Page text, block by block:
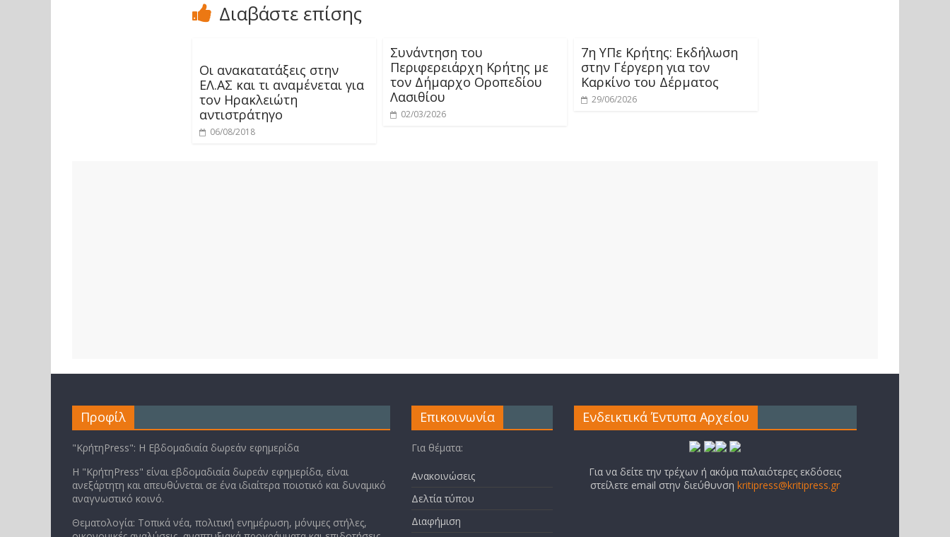
Διαβάστε επίσης
Οι ανακατατάξεις στην
ΕΛ.ΑΣ και τι αναμένεται για
τον Ηρακλειώτη
αντιστράτηγο
06/08/2018
Συνάντηση του
Περιφερειάρχη Κρήτης με
τον Δήμαρχο Οροπεδίου
Λασιθίου
02/03/2026
7η ΥΠε Κρήτης: Εκδήλωση
στην Γέργερη για τον
Καρκίνο του Δέρματος
29/06/2026
Προφίλ
"ΚρήτηPress": Η Εβδομαδιαία δωρεάν εφημερίδα
Η "ΚρήτηPress" είναι εβδομαδιαία δωρεάν εφημερίδα, είναι
ανεξάρτητη και απευθύνεται σε ένα ιδιαίτερα ποιοτικό και δυναμικό
αναγνωστικό κοινό.
Θεματολογία: Τοπικά νέα, πολιτική ενημέρωση, μόνιμες στήλες,
Επικοινωνία
Για θέματα:
Ανακοινώσεις
Δελτία τύπου
Διαφήμιση
Ενδεικτικά Έντυπα Αρχείου
Για να δείτε την τρέχων ή ακόμα παλαιότερες εκδόσεις
στείλετε email στην διεύθυνσηkritipress@kritipress.gr